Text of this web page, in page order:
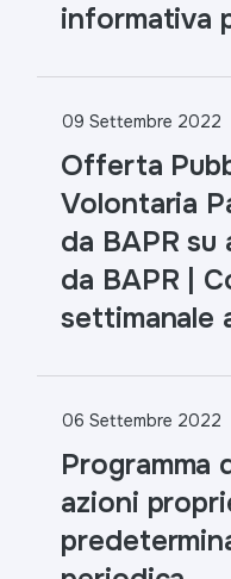
informativa
09 Settembre 2022
Offerta
Volontaria
da BAPR su
da BAPR |
settimanale
06 Settembre 2022
Programma
azioni